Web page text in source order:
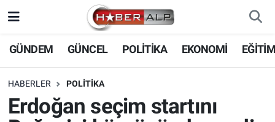
GÜNDEM GÜNCEL POLİTİKA EKONOMİ
HABERLER POLİTİKA
Erdoğan seçim startını
Nöbetçi Eczaneler
Hava Durumu
Trafik Durumu